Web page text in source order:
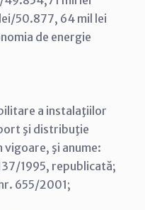
50.877, 64 mil lei
de energie
a instalaţiilor
şi distribuţie
şi anume:
1995, republicată;
655/2001;